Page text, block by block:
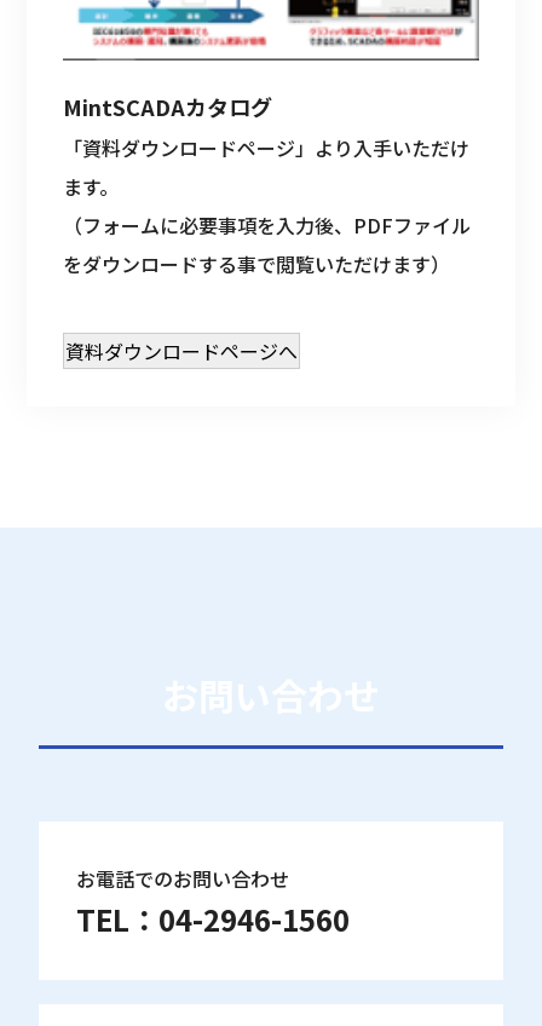
MintSCADAカタログ
「資料ダウンロードページ」より入手いただけ
ます。
（フォームに必要事項を入力後、PDFファイル
をダウンロードする事で閲覧いただけます）
資料ダウンロードページへ
お問い合わせ
お電話でのお問い合わせ
TEL： 04-2946-1560